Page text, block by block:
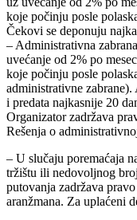
koje počinju posle
Čekovi se deponuju
– Administrativna
uvećanje od 2% po
koje počinju posle
administrativne
i predata najkasnije 20
Organizator zadržava
Rešenja o
– U slučaju poremaćaja
tržištu ili nedovoljnog
putovanja zadržava
aranžmana. Za uplaćeni